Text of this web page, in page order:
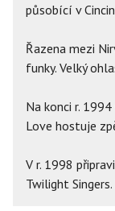
působící v
Řazena mezi
funky. Velký
Na konci r.
Love hostuje
V r. 1998
Twilight